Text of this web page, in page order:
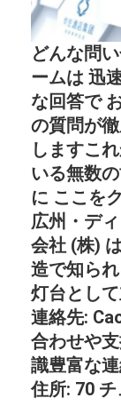
どんな問
ームは 迅
な回答で
の質問が
しますこ
いる無数
に ここを
広州・デ
会社 (株)
造で知ら
灯台とし
連絡先:
合わせや
識豊富な
住所: 70